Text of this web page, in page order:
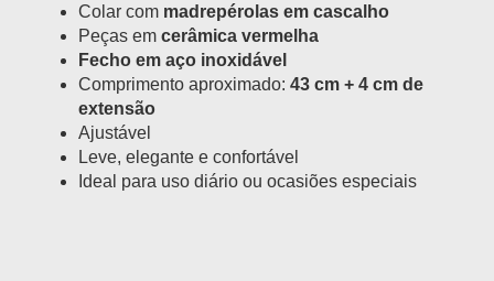
Colar com madrepérolas em cascalho
Peças em cerâmica vermelha
Fecho em aço inoxidável
Comprimento aproximado: 43 cm + 4 cm de
extensão
Ajustável
Leve, elegante e confortável
Ideal para uso diário ou ocasiões especiais